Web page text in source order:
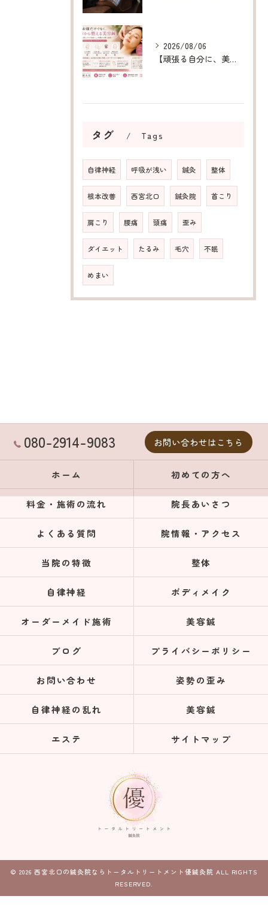
2026/08/06
【頑張る自分に、美容鍼というご褒美を】
タグ Tags
自律神経 呼吸が浅い 鍼灸 整体
根本改善 西宮北口 鍼灸院 首こり
肩こり 腰痛 頭痛 歪み
ダイエット たるみ 毛穴 不眠
めまい
080-2914-9083 お問い合わせはこちら
ホーム 初めての方へ
料金・施術の流れ 院長あいさつ
よくある質問 院情報・アクセス
当院の特徴 整体
自律神経 ボディメイク
オーダーメイド施術 美容鍼
ブログ プライバシーポリシー
お問い合わせ 姿勢の歪み
自律神経の乱れ 美容鍼
エステ サイトマップ
© 2026 西宮北口の鍼灸院ならトータルトリートメント優鍼灸院 ALL RIGHTS
RESERVED.